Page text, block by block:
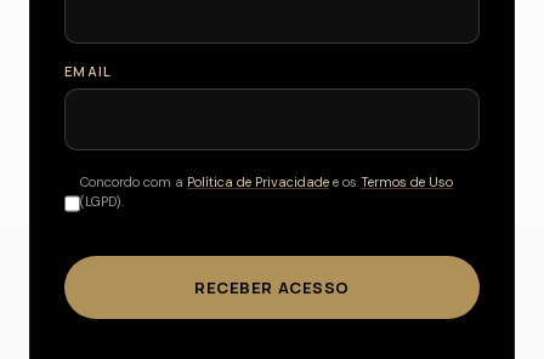
EMAIL
Concordo com a Política de Privacidade e os Termos de Uso
(LGPD).
RECEBER ACESSO